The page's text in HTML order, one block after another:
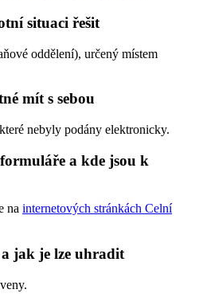
situaci řešit
oddělení), určený místem
mít s sebou
nebyly podány elektronicky.
a kde jsou k
na internetových stránkách Celní
jak je lze uhradit